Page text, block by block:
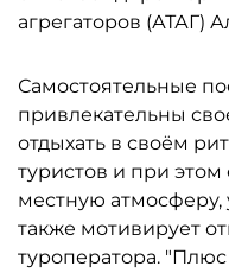
агрегаторов (АТАГ)
Самостоятельные
привлекательны
отдыхать в своём
туристов и при этом
местную атмосферу,
также мотивирует
туроператора.